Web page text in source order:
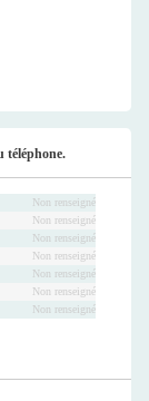
téléphone.
Non renseigné
Non renseigné
Non renseigné
Non renseigné
Non renseigné
Non renseigné
Non renseigné